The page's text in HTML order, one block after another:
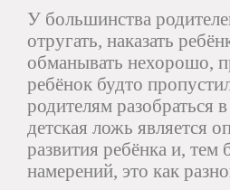
У большинства
отругать, наказать
обманывать нехорошо,
ребёнок будто
родителям разобраться
детская ложь является
развития ребёнка и,
намерений, это как